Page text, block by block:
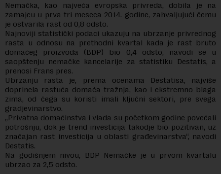
Nemačka, kao najveća evropska privreda, dobila je na
zamajcu u prva tri meseca 2014. godine, zahvaljujući čemu
je ostvarila rast od 0,8 odsto.
Najnoviji statistički podaci ukazuju na ubrzanje privrednog
rasta u odnosu na prethodni kvartal kada je rast bruto
domaćeg proizvoda (BDP) bio 0,4 odsto, navodi se u
saopštenju nemačke kancelarije za statistiku Destatis, a
prenosi Frans pres.
Ubrzanju rasta je, prema ocenama Destatisa, najviše
doprinela rastuća domaća tražnja, kao i ekstremno blaga
zima, od čega su koristi imali ključni sektori, pre svega
gradjevinarstvo.
„Privatna domaćinstva i vlada su početkom godine povećali
potrošnju, dok je trend investicija takodje bio pozitivan, uz
značajan rast investicija u oblasti građevinarstva“, navodi
Destatis.
Na godišnjem nivou, BDP Nemačke je u prvom kvartalu
ubrzao za 2,5 odsto.